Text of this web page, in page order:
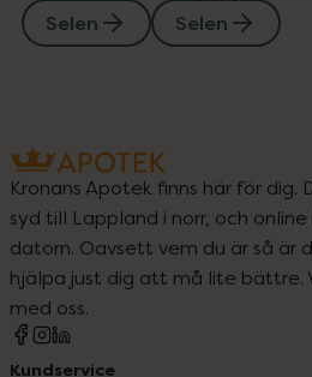
Selen
Selen
Kronans Apotek finns här för dig.
syd till Lappland i norr, och
datorn. Oavsett vem du är så är
hjälpa just dig att må lite bättre.
med oss.
Kundservice